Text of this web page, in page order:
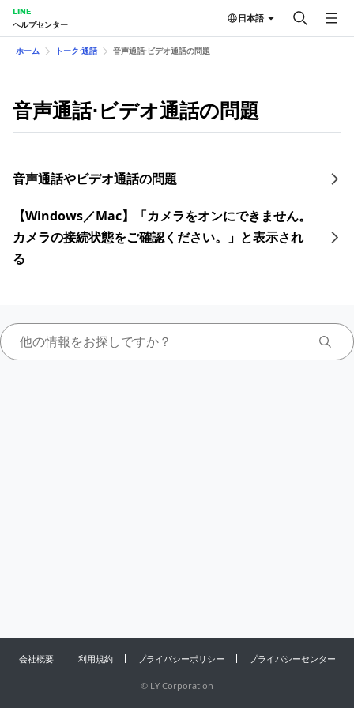
LINE
ヘルプセンター
日本語
ホーム トーク⋅通話 音声通話⋅ビデオ通話の問題
音声通話⋅ビデオ通話の問題
音声通話やビデオ通話の問題
【Windows／Mac】「カメラをオンにできません。
カメラの接続状態をご確認ください。」と表示され
る
会社概要 利用規約 プライバシーポリシー プライバシーセンター
© LY Corporation